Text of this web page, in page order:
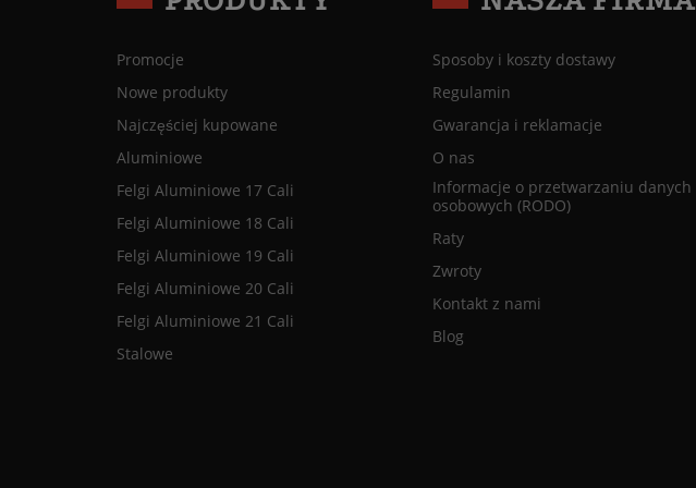
Promocje
Nowe produkty
Najczęściej kupowane
Aluminiowe
Felgi Aluminiowe 17 Cali
Felgi Aluminiowe 18 Cali
Felgi Aluminiowe 19 Cali
Felgi Aluminiowe 20 Cali
Felgi Aluminiowe 21 Cali
Stalowe
Sposoby i koszty dostawy
Regulamin
Gwarancja i reklamacje
O nas
Informacje o przetwarzaniu danych
osobowych (RODO)
Raty
Zwroty
Kontakt z nami
Blog